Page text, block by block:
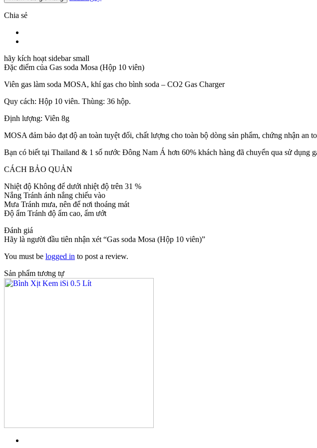
Chia sẻ
hãy kích hoạt sidebar small
Đặc điểm của Gas soda Mosa (Hộp 10 viên)
Viên gas làm soda MOSA, khí gas cho bình soda – CO2 Gas Charger
Quy cách: Hộp 10 viên. Thùng: 36 hộp.
Định lượng: Viên 8g
MOSA đảm bảo đạt độ an toàn tuyệt đối, chất lượng cho toàn bộ dòng sản phẩm, chứng nhận
Bạn có biết tại Thailand & 1 số nước Đông Nam Á hơn 60% khách hàng đã chuyển qua sử
CÁCH BẢO QUẢN
Nhiệt độ Không để dưới nhiệt độ trên 31 %
Nắng Tránh ánh nắng chiếu vào
Mưa Tránh mưa, nên để nơi thoáng mát
Độ ẩm Tránh độ ẩm cao, ẩm ướt
Đánh giá
Hãy là người đầu tiên nhận xét “Gas soda Mosa (Hộp 10 viên)”
You must be logged in to post a review.
Sản phẩm tương tự